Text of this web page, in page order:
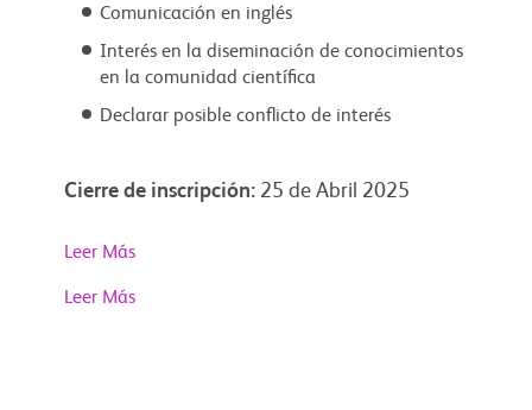
Comunicación en inglés
Interés en la diseminación de conocimientos
en la comunidad científica
Declarar posible conflicto de interés
Cierre de inscripción: 25 de Abril 2025
Leer Más
Leer Más